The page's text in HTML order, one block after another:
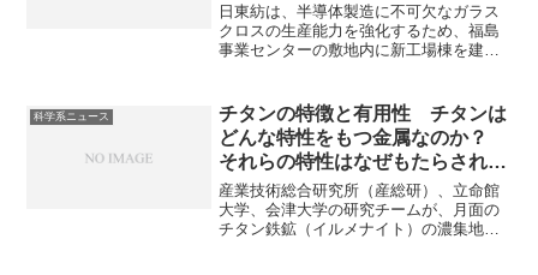
日東紡は、半導体製造に不可欠なガラス
クロスの生産能力を強化するため、福島
事業センターの敷地内に新工場棟を建設
科学系ニュース
チタンの特徴と有用性 チタンは
どんな特性をもつ金属なのか？
それらの特性はなぜもたらされる
のか？
産業技術総合研究所（産総研）、立命館
大学、会津大学の研究チームが、月面の
チタン鉄鉱（イルメナイト）の濃集地域